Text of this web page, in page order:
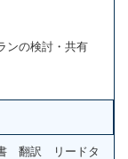
の検討・共有
翻訳 リードタ